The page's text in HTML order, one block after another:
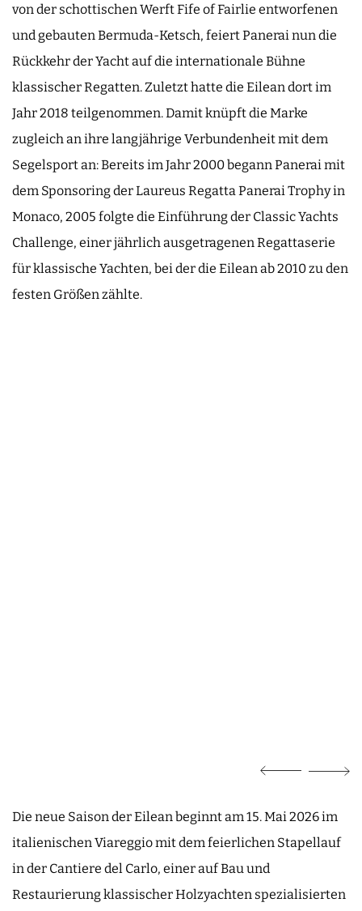
von der schottischen Werft Fife of Fairlie entworfenen
und gebauten Bermuda-Ketsch, feiert Panerai nun die
Rückkehr der Yacht auf die internationale Bühne
klassischer Regatten. Zuletzt hatte die Eilean dort im
Jahr 2018 teilgenommen. Damit knüpft die Marke
zugleich an ihre langjährige Verbundenheit mit dem
Segelsport an: Bereits im Jahr 2000 begann Panerai mit
dem Sponsoring der Laureus Regatta Panerai Trophy in
Monaco, 2005 folgte die Einführung der Classic Yachts
Challenge, einer jährlich ausgetragenen Regattaserie
für klassische Yachten, bei der die Eilean ab 2010 zu den
festen Größen zählte.
Die neue Saison der Eilean beginnt am 15. Mai 2026 im
italienischen Viareggio mit dem feierlichen Stapellauf
in der Cantiere del Carlo, einer auf Bau und
Restaurierung klassischer Holzyachten spezialisierten